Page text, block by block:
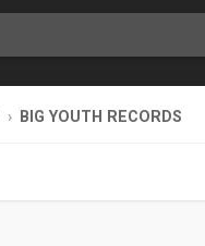
BIG YOUTH RECORDS